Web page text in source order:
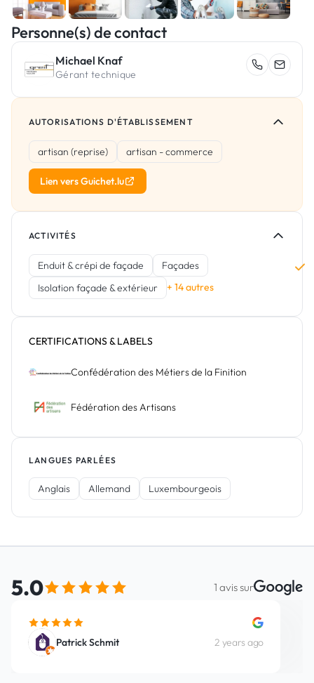
Personne(s) de contact
Michael Knaf
Gérant technique
AUTORISATIONS D'ÉTABLISSEMENT
artisan (reprise) artisan - commerce
Lien vers Guichet.lu
ACTIVITÉS
Enduit & crépi de façade
Façades
Isolation façade & extérieur
+ 14 autres
CERTIFICATIONS & LABELS
Confédération des Métiers de la Finition
Fédération des Artisans
LANGUES PARLÉES
Anglais Allemand Luxembourgeois
Avis Google
5.0 1 avis sur
Patrick Schmit 2 years ago